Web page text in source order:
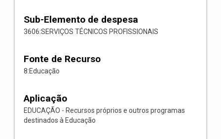
Sub-Elemento de despesa
3606:SERVIÇOS TÉCNICOS PROFISSIONAIS
Fonte de Recurso
8:Educação
Aplicação
EDUCAÇÃO - Recursos próprios e outros programas
destinados à Educação